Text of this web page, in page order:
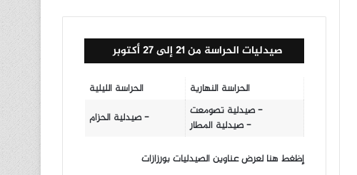
صيدليات الحراسة من 21 إلى 27 أكتوبر
الحراسة النهارية
الحراسة الليلية
- صيدلية تصومعت
- صيدلية المطار
- صيدلية الحزام
إظغط هنا لعرض عناوين الصيدليات بورزازات